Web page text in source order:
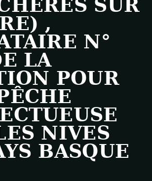
SUR
,
N°
LA
POUR
NIVES
BASQUE